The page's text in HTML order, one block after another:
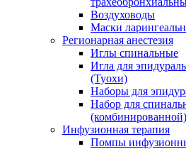
Воздуховоды
Маски
Регионарная анестезия
Иглы спинальные
Игла для
(Туохи)
Наборы для
Набор для
(комбинированной)
Инфузионная терапия
Помпы